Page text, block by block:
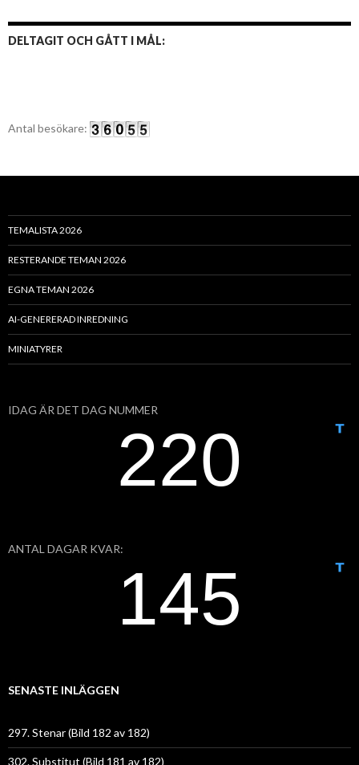
DELTAGIT OCH GÅTT I MÅL:
Antal besökare:
TEMALISTA 2026
RESTERANDE TEMAN 2026
EGNA TEMAN 2026
AI-GENERERAD INREDNING
MINIATYRER
IDAG ÄR DET DAG NUMMER
ANTAL DAGAR KVAR:
SENASTE INLÄGGEN
297. Stenar (Bild 182 av 182)
302. Substitut (Bild 181 av 182)